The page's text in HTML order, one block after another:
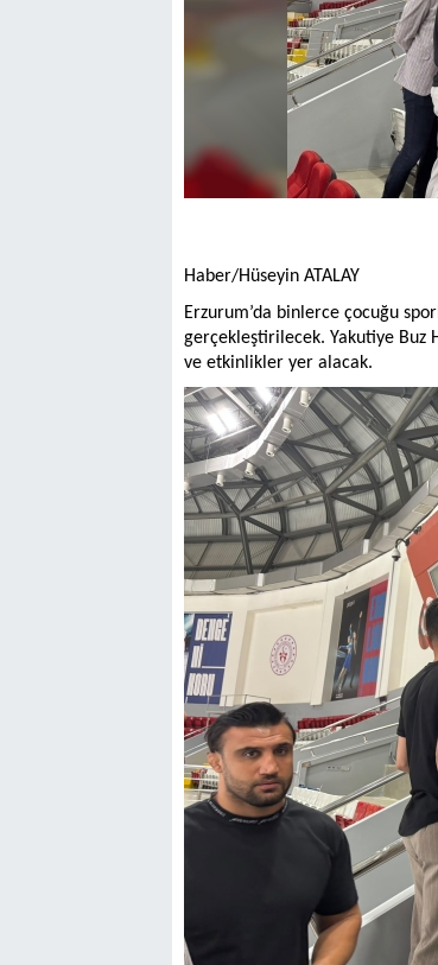
Haber/Hüseyin ATALAY
Erzurum’da binlerce çocuğu
gerçekleştirilecek. Yakutiye Buz
ve etkinlikler yer alacak.